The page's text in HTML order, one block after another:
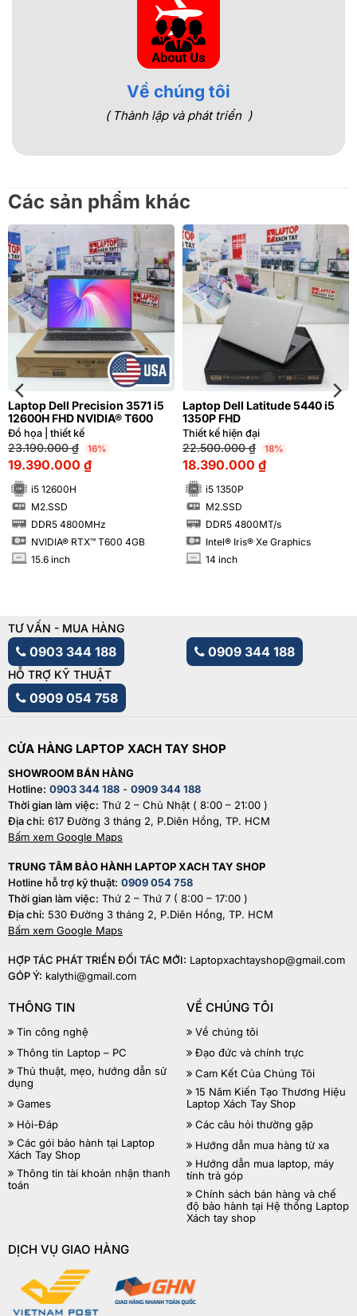
Về chúng tôi
( Thành lập và phát triển )
Các sản phẩm khác
Laptop Dell Precision 3571 i5
12600H FHD NVIDIA® T600
Đồ họa | thiết kế
23.190.000₫ 16%
19.390.000 ₫
i5 12600H
SSD M2.SSD
DDR5 4800MHz
NVIDIA® RTX™ T600 4GB
INCH 15.6 inch
Laptop Dell Latitude 5440 i5
1350P FHD
Thiết kế hiện đại
22.500.000₫ 18%
18.390.000 ₫
i5 1350P
SSD M2.SSD
DDR5 4800MT/s
Intel® Iris® Xe Graphics
INCH 14 inch
TƯ VẤN - MUA HÀNG
0903 344 188 0909 344 188
HỖ TRỢ KỸ THUẬT
0909 054 758
CỬA HÀNG LAPTOP XACH TAY SHOP
SHOWROOM BÁN HÀNG
Hotline: 0903 344 188 - 0909 344 188
Thời gian làm việc: Thứ 2 – Chủ Nhật ( 8:00 – 21:00 )
Địa chỉ: 617 Đường 3 tháng 2, P.Diên Hồng, TP. HCM
Bấm xem Google Maps
TRUNG TÂM BẢO HÀNH LAPTOP XACH TAY SHOP
Hotline hỗ trợ kỹ thuật: 0909 054 758
Thời gian làm việc: Thứ 2 – Thứ 7 ( 8:00 – 17:00 )
Địa chỉ: 530 Đường 3 tháng 2, P.Diên Hồng, TP. HCM
Bấm xem Google Maps
HỢP TÁC PHÁT TRIỂN ĐỐI TÁC MỚI: Laptopxachtayshop@gmail.com
GÓP Ý: kalythi@gmail.com
THÔNG TIN
Tin công nghệ
Thông tin Laptop – PC
Thủ thuật, mẹo, hướng dẫn sử
dụng
Games
Hỏi-Đáp
Các gói bảo hành tại Laptop
Xách Tay Shop
Thông tin tài khoản nhận thanh
toán
VỀ CHÚNG TÔI
Về chúng tôi
Đạo đức và chính trực
Cam Kết Của Chúng Tôi
15 Năm Kiến Tạo Thương Hiệu
Laptop Xách Tay Shop
Các câu hỏi thường gặp
Hướng dẫn mua hàng từ xa
Hướng dẫn mua laptop, máy
tính trả góp
Chính sách bán hàng và chế
độ bảo hành tại Hệ thống Laptop
Xách tay shop
DỊCH VỤ GIAO HÀNG